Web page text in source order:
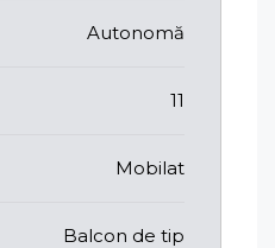
Autonomă
11
Mobilat
Balcon de tip